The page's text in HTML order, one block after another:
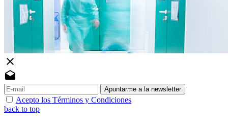
close
drafts
Apuntarme a la newsletter
Acepto los Términos y Condiciones
back to top